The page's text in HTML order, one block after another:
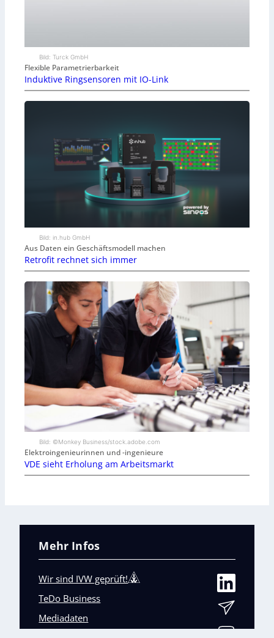
Bild: Turck GmbH
Flexible Parametrierbarkeit
Induktive Ringsensoren mit IO-Link
Bild: in.hub GmbH
Aus Daten ein Geschäftsmodell machen
Retrofit rechnet sich immer
Bild: ©Monkey Business/stock.adobe.com
Elektroingenieurinnen und -ingenieure
VDE sieht Erholung am Arbeitsmarkt
Mehr Infos
Wir sind IVW geprüft!
TeDo Business
Mediadaten